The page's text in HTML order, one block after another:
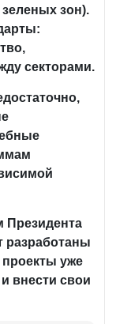
зон).
секторами.
Президента
разработаны
уже
внести свои